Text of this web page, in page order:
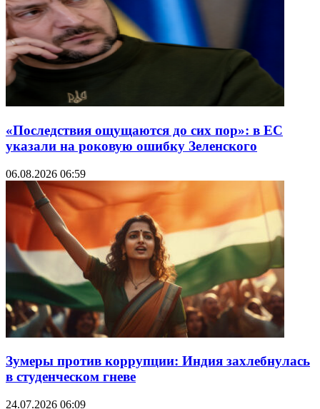
«Последствия ощущаются до сих пор»: в ЕС
указали на роковую ошибку Зеленского
06.08.2026 06:59
Зумеры против коррупции: Индия захлебнулась
в студенческом гневе
24.07.2026 06:09